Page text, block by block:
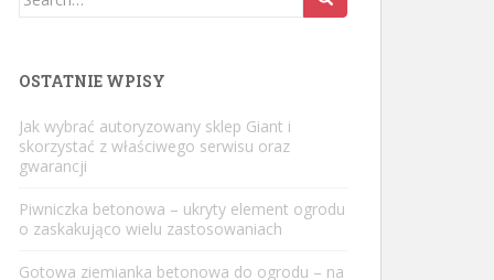
OSTATNIE WPISY
Jak wybrać autoryzowany sklep Giant i
skorzystać z właściwego serwisu oraz
gwarancji
Piwniczka betonowa – ukryty element ogrodu
o zaskakująco wielu zastosowaniach
Gotowa ziemianka betonowa do ogrodu – na